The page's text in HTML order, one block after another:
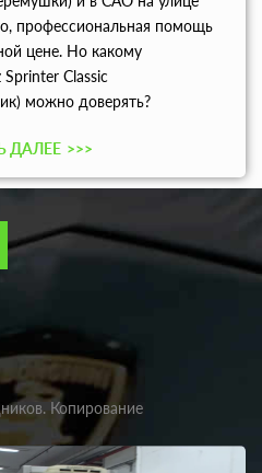
профессиональная помощь
цене. Но какому
Sprinter Classic
можно доверять?
ДАЛЕЕ >>>
Копирование